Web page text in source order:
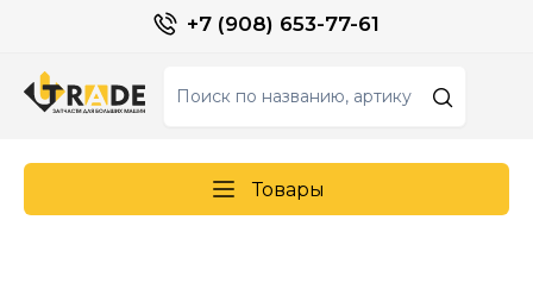
+7 (908) 653-77-61
Товары